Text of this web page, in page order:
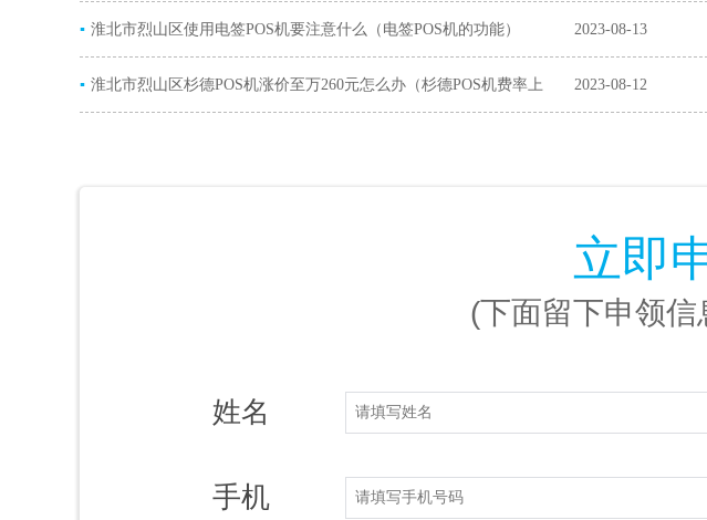
疑）
▪ 淮北市烈山区使用电签POS机要注意什么（电签POS机的功能） 2023-08-13
▪ 淮北市烈山区杉德POS机涨价至万260元怎么办（杉德POS机费率上 2023-08-12